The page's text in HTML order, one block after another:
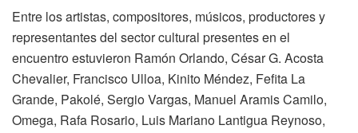
Entre los artistas, compositores, músicos, productores y
representantes del sector cultural presentes en el
encuentro estuvieron Ramón Orlando, César G. Acosta
Chevalier, Francisco Ulloa, Kinito Méndez, Fefita La
Grande, Pakolé, Sergio Vargas, Manuel Aramis Camilo,
Omega, Rafa Rosario, Luis Mariano Lantigua Reynoso,